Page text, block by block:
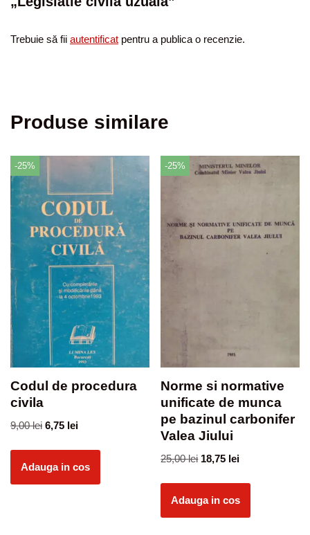
Trebuie să fii autentificat pentru a publica o recenzie.
Produse similare
-25%
Codul de procedura
civila
9,00lei 6,75 lei
Adauga in cos
-25%
Norme si normative
unificate de munca
pe bazinul carbonifer
Valea Jiului
25,00lei 18,75 lei
Adauga in cos